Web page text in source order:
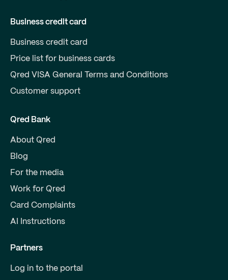
Business credit card
Business credit card
Price list for business cards
Qred VISA General Terms and Conditions
Customer support
Qred Bank
About Qred
Blog
For the media
Work for Qred
Card Complaints
AI Instructions
Partners
Log in to the portal